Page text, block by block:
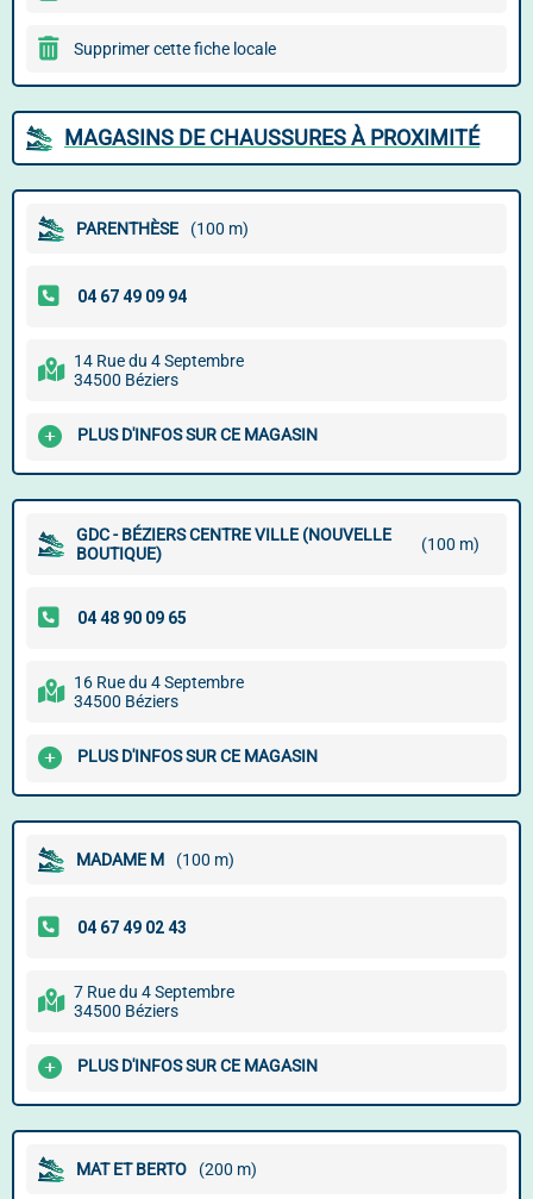
Supprimer cette fiche locale
MAGASINS DE CHAUSSURES À PROXIMITÉ
PARENTHÈSE (100 m)
14 Rue du 4 Septembre
34500 Béziers
PLUS D'INFOS SUR CE MAGASIN
GDC - BÉZIERS CENTRE VILLE (NOUVELLE
BOUTIQUE)
(100 m)
16 Rue du 4 Septembre
34500 Béziers
PLUS D'INFOS SUR CE MAGASIN
MADAME M (100 m)
7 Rue du 4 Septembre
34500 Béziers
PLUS D'INFOS SUR CE MAGASIN
MAT ET BERTO (200 m)